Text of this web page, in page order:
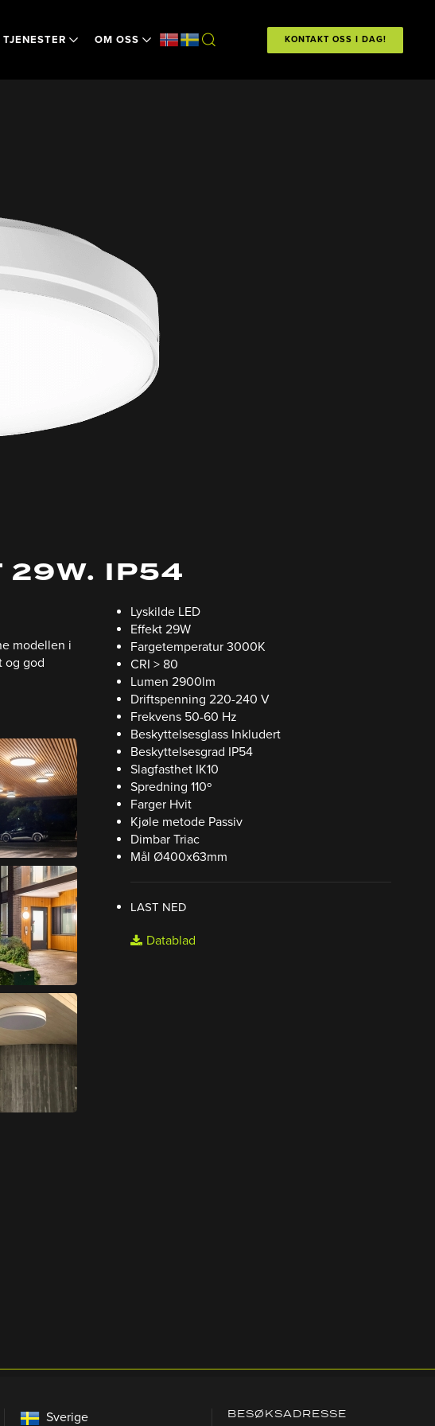
TJENESTER OM OSS KONTAKT OSS I DAG!
29W. IP54
modellen i
og god
Lyskilde LED
Effekt 29W
Fargetemperatur 3000K
CRI > 80
Lumen 2900lm
Driftspenning 220-240 V
Frekvens 50-60 Hz
Beskyttelsesglass Inkludert
Beskyttelsesgrad IP54
Slagfasthet IK10
Spredning110º
Farger Hvit
Kjøle metode Passiv
Dimbar Triac
Mål Ø400x63mm
LAST NED
Datablad
Sverige BESØKSADRESSE